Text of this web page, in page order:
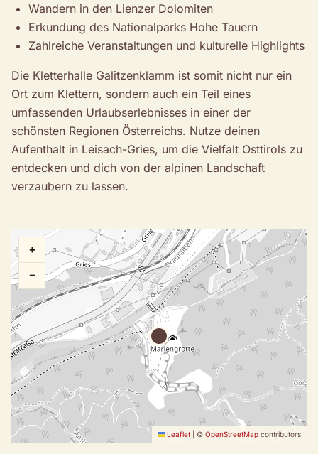
Wandern in den Lienzer Dolomiten
Erkundung des Nationalparks Hohe Tauern
Zahlreiche Veranstaltungen und kulturelle Highlights
Die Kletterhalle Galitzenklamm ist somit nicht nur ein
Ort zum Klettern, sondern auch ein Teil eines
umfassenden Urlaubserlebnisses in einer der
schönsten Regionen Österreichs. Nutze deinen
Aufenthalt in Leisach-Gries, um die Vielfalt Osttirols zu
entdecken und dich von der alpinen Landschaft
verzaubern zu lassen.
+
−
Leaflet © OpenStreetMap contributors